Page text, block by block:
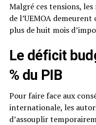
Malgré ces tensions, les
de l’UEMOA
plus de huit mois
Le déficit
% du PIB
Pour faire face aux
internationale, les
d’assouplir